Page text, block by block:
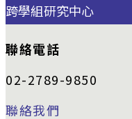
跨學組研究中心
聯絡電話
02-2789-9850
聯絡我們